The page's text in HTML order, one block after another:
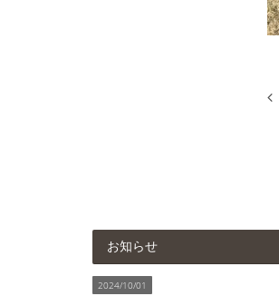
お知らせ
2024/10/01